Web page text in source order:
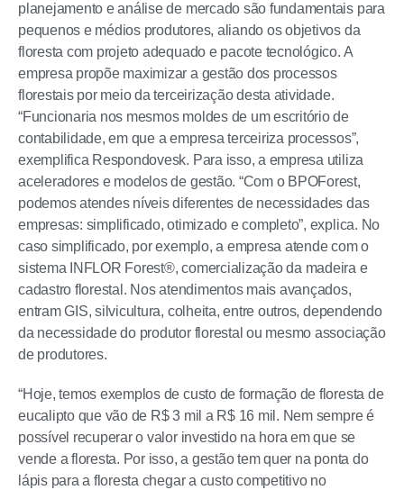
planejamento e análise de mercado são fundamentais para
pequenos e médios produtores, aliando os objetivos da
floresta com projeto adequado e pacote tecnológico. A
empresa propõe maximizar a gestão dos processos
florestais por meio da terceirização desta atividade.
“Funcionaria nos mesmos moldes de um escritório de
contabilidade, em que a empresa terceiriza processos”,
exemplifica Respondovesk. Para isso, a empresa utiliza
aceleradores e modelos de gestão. “Com o BPOForest,
podemos atendes níveis diferentes de necessidades das
empresas: simplificado, otimizado e completo”, explica. No
caso simplificado, por exemplo, a empresa atende com o
sistema INFLOR Forest®, comercialização da madeira e
cadastro florestal. Nos atendimentos mais avançados,
entram GIS, silvicultura, colheita, entre outros, dependendo
da necessidade do produtor florestal ou mesmo associação
de produtores.
“Hoje, temos exemplos de custo de formação de floresta de
eucalipto que vão de R$ 3 mil a R$ 16 mil. Nem sempre é
possível recuperar o valor investido na hora em que se
vende a floresta. Por isso, a gestão tem quer na ponta do
lápis para a floresta chegar a custo competitivo no